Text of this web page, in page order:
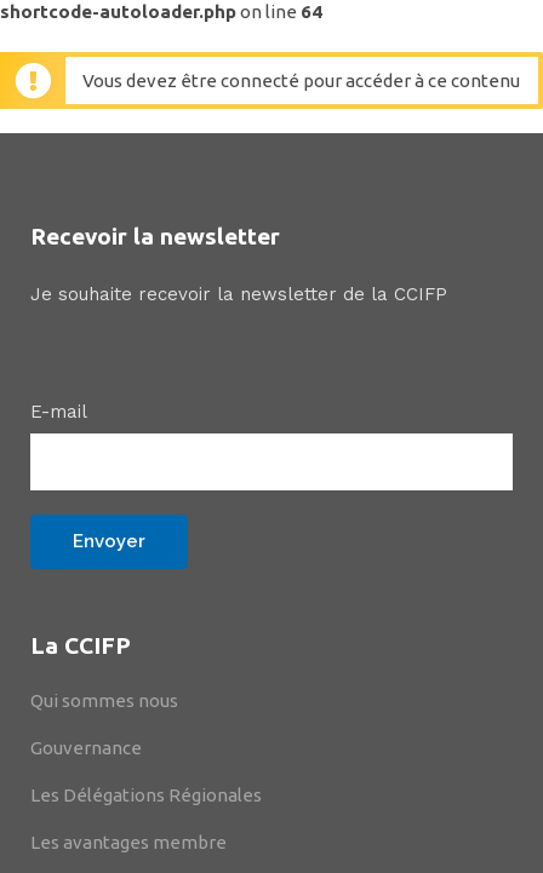
shortcode-autoloader.phpon line 64
Vous devez être connecté pour accéder à ce contenu
Recevoir la newsletter
Je souhaite recevoir la newsletter de la CCIFP
E-mail
La CCIFP
Qui sommes nous
Gouvernance
Les Délégations Régionales
Les avantages membre